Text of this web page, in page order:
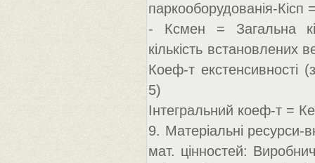
паркооборудованія-
- Ксмен = Загальна
кількість
Коеф-т екстенсивності
5)
Інтегральний коеф-т =
9. Матеріальні ресурси-
мат. цінностей: